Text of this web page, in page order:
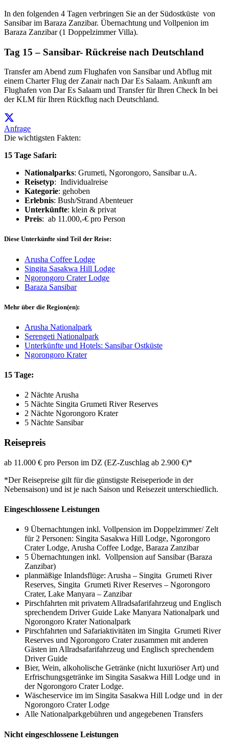
In den folgenden 4 Tagen verbringen Sie an der Südostküste von
Sansibar im Baraza Zanzibar. Übernachtung und Vollpenion im
Baraza Zanzibar (1 Doppelzimmer Villa).
Tag 15 – Sansibar- Rückreise nach Deutschland
Transfer am Abend zum Flughafen von Sansibar und Abflug mit
einem Charter Flug der Zanair nach Dar Es Salaam. Ankunft am
Flughafen von Dar Es Salaam und Transfer für Ihren Check In bei
der KLM für Ihren Rückflug nach Deutschland.
Anfrage
Die wichtigsten Fakten:
15 Tage Safari:
Nationalparks: Grumeti, Ngorongoro, Sansibar u.A.
Reisetyp: Individualreise
Kategorie: gehoben
Erlebnis: Bush/Strand Abenteuer
Unterkünfte: klein & privat
Preis: ab 11.000,-€ pro Person
Diese Unterkünfte sind Teil der Reise:
Arusha Coffee Lodge
Singita Sasakwa Hill Lodge
Ngorongoro Crater Lodge
Baraza Sansibar
Mehr über die Region(en):
Arusha Nationalpark
Serengeti Nationalpark
Unterkünfte und Hotels: Sansibar Ostküste
Ngorongoro Krater
15 Tage:
2 Nächte Arusha
5 Nächte Singita Grumeti River Reserves
2 Nächte Ngorongoro Krater
5 Nächte Sansibar
Reisepreis
ab 11.000 € pro Person im DZ (EZ-Zuschlag ab 2.900 €)*
*Der Reisepreise gilt für die günstigste Reiseperiode in der
Nebensaison) und ist je nach Saison und Reisezeit unterschiedlich.
Eingeschlossene Leistungen
9 Übernachtungen inkl. Vollpension im Doppelzimmer/ Zelt
für 2 Personen: Singita Sasakwa Hill Lodge, Ngorongoro
Crater Lodge, Arusha Coffee Lodge, Baraza Zanzibar
5 Übernachtungen inkl. Vollpension auf Sansibar (Baraza
Zanzibar)
planmäßige Inlandsflüge: Arusha – Singita Grumeti River
Reserves, Singita Grumeti River Reserves – Ngorongoro
Crater, Lake Manyara – Zanzibar
Pirschfahrten mit privatem Allradsafarifahrzeug und Englisch
sprechendem Driver Guide Lake Manyara Nationalpark und
Ngorongoro Krater Nationalpark
Pirschfahrten und Safariaktivitäten im Singita Grumeti River
Reserves und Ngorongoro Crater zusammen mit anderen
Gästen im Allradsafarifahrzeug und Englisch sprechendem
Driver Guide
Bier, Wein, alkoholische Getränke (nicht luxuriöser Art) und
Erfrischungsgetränke im Singita Sasakwa Hill Lodge und in
der Ngorongoro Crater Lodge.
Wäscheservice im im Singita Sasakwa Hill Lodge und in der
Ngorongoro Crater Lodge
Alle Nationalparkgebühren und angegebenen Transfers
Nicht eingeschlossene Leistungen